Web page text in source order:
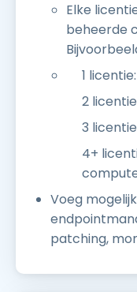
Elke
beheerde
1
2
3
4+
Voeg
patching,